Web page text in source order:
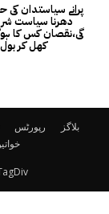
پرانے سیاستدان
دھرنا سیاست
گی،نقصان کس کا
کھل کر
رپورٹس
بلاگز